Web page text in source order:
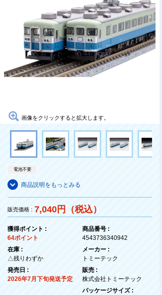
画像をクリックすると拡大します。
電池不要
商品説明をもっとみる
販売価格 : 7,040円（税込）
獲得ポイント :
64ポイント
在庫 :
△残りわずか
発売日 :
2026年7月下旬発送予定
商品番号 :
4543736340942
メーカー :
トミーテック
販売 :
株式会社トミーテック
パッケージサイズ :